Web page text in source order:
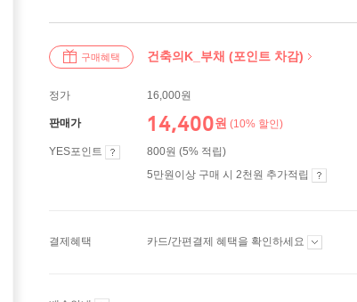
구매혜택 건축의K_부채 (포인트 차감)
정가 16,000원
판매가 14,400원 (10% 할인)
YES포인트
800원 (5% 적립)
5만원이상 구매 시 2천원 추가적립
결제혜택 카드/간편결제 혜택을 확인하세요